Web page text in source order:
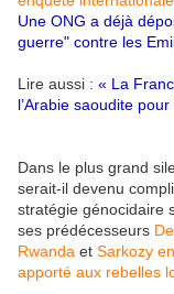
Une ONG a déjà
guerre" contre les
Lire aussi : « La
l’Arabie saoudite
Dans le plus grand
serait-il devenu
stratégie génocidaire
ses prédécesseurs
Rwanda et Sarkozy
apporté aux rebelles